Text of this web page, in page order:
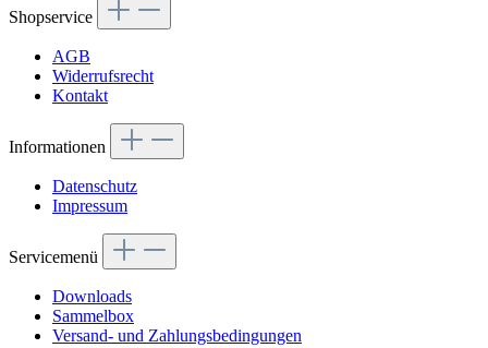
Shopservice
AGB
Widerrufsrecht
Kontakt
Informationen
Datenschutz
Impressum
Servicemenü
Downloads
Sammelbox
Versand- und Zahlungsbedingungen